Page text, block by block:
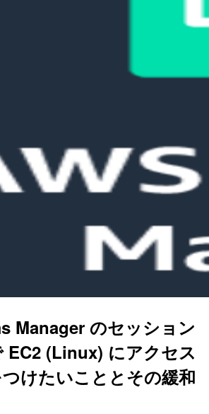
Manager のセッション
EC2 (Linux) にアクセス
けたいこととその緩和